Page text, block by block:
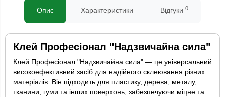
Опис Характеристики Відгуки 0
Клей Професіонал "Надзвичайна сила"
Клей Професіонал "Надзвичайна сила" — це універсальний
високоефективний засіб для надійного склеювання різних
матеріалів. Він підходить для пластику, дерева, металу,
тканини, гуми та інших поверхонь, забезпечуючи міцне та